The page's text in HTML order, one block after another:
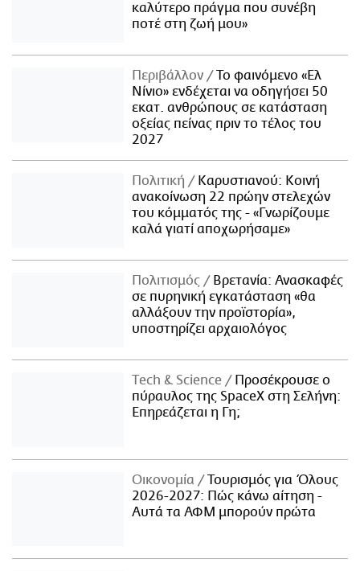
καλύτερο πράγμα που συνέβη
ποτέ στη ζωή μου»
Περιβάλλον
Το φαινόμενο «Ελ
Νίνιο» ενδέχεται να οδηγήσει 50
εκατ. ανθρώπους σε κατάσταση
οξείας πείνας πριν το τέλος του
2027
Πολιτική
Καρυστιανού: Κοινή
ανακοίνωση 22 πρώην στελεχών
του κόμματός της - «Γνωρίζουμε
καλά γιατί αποχωρήσαμε»
Πολιτισμός
Βρετανία: Ανασκαφές
σε πυρηνική εγκατάσταση «θα
αλλάξουν την προϊστορία»,
υποστηρίζει αρχαιολόγος
Τech & Science
Προσέκρουσε ο
πύραυλος της SpaceX στη Σελήνη:
Επηρεάζεται η Γη;
Οικονομία
Τουρισμός για Όλους
2026-2027: Πώς κάνω αίτηση -
Αυτά τα ΑΦΜ μπορούν πρώτα